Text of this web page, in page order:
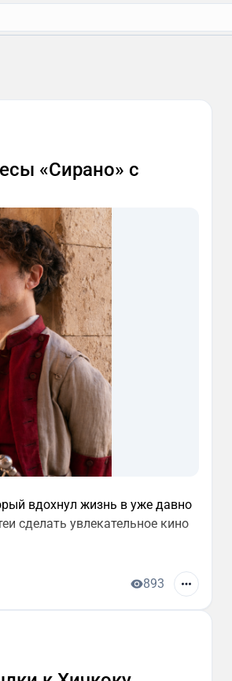
«Сирано» с
вдохнул жизнь в уже давно
сделать увлекательное кино
893